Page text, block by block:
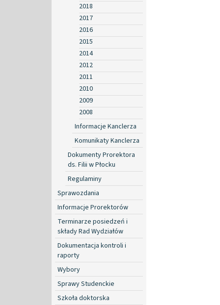
2018
2017
2016
2015
2014
2012
2011
2010
2009
2008
Informacje Kanclerza
Komunikaty Kanclerza
Dokumenty Prorektora
ds. Filii w Płocku
Regulaminy
Sprawozdania
Informacje Prorektorów
Terminarze posiedzeń i
składy Rad Wydziałów
Dokumentacja kontroli i
raporty
Wybory
Sprawy Studenckie
Szkoła doktorska